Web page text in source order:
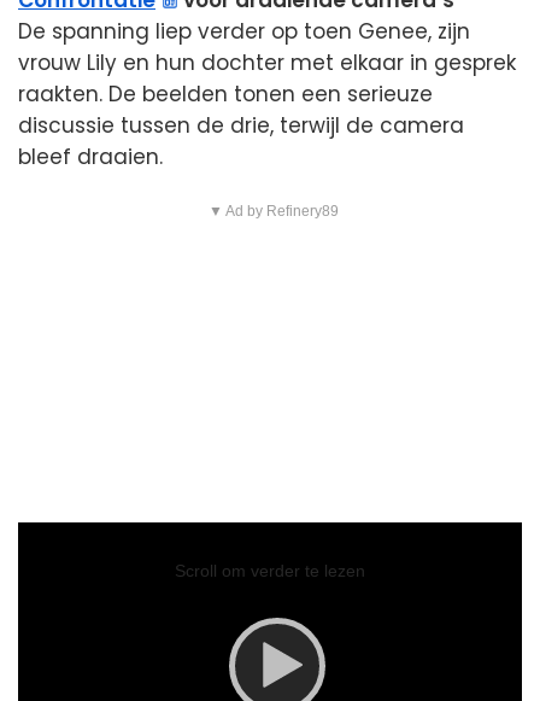
De spanning liep verder op toen Genee, zijn
vrouw Lily en hun dochter met elkaar in gesprek
raakten. De beelden tonen een serieuze
discussie tussen de drie, terwijl de camera
bleef draaien.
▼ Ad by Refinery89
Scroll om verder te lezen